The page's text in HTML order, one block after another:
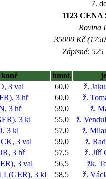
7.
1123
Rovina
35000 Kč
Zápisné:
koně hmot.
3 val 60,0 ž.
3 hř 60,0 ž.
3 hř 59,0 ž.
3 kl 55,0 ž.
3 kl 57,0 ž.
3 val 59,0 ž.
3 hř 57,5 ž. Jiří
3 val 56,5 žk.
3 kl 58,5 ž.